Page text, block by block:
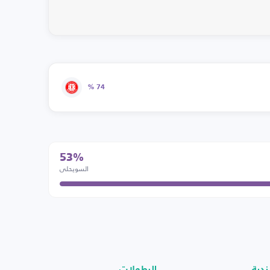
74 %
53%
السويحلي